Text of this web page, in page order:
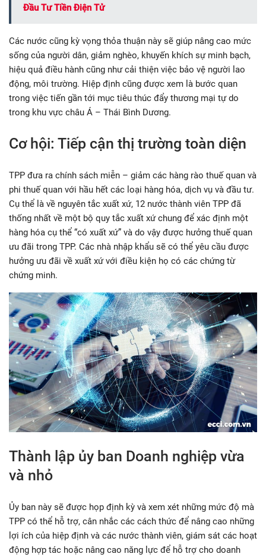
Đầu Tư Tiền Điện Tử
Các nước cũng kỳ vọng thỏa thuận này sẽ giúp nâng cao mức
sống của người dân, giảm nghèo, khuyến khích sự minh bạch,
hiệu quả điều hành cũng như cải thiện việc bảo vệ người lao
động, môi trường. Hiệp định cũng được xem là bước quan
trong việc tiến gần tới mục tiêu thúc đẩy thương mại tự do
trong khu vực châu Á – Thái Bình Dương.
Cơ hội: Tiếp cận thị trường toàn diện
TPP đưa ra chính sách miễn – giảm các hàng rào thuế quan và
phi thuế quan với hầu hết các loại hàng hóa, dịch vụ và đầu tư.
Cụ thể là về nguyên tắc xuất xứ, 12 nước thành viên TPP đã
thống nhất về một bộ quy tắc xuất xứ chung để xác định một
hàng hóa cụ thể “có xuất xứ” và do vậy được hưởng thuế quan
ưu đãi trong TPP. Các nhà nhập khẩu sẽ có thể yêu cầu được
hưởng ưu đãi về xuất xứ với điều kiện họ có các chứng từ
chứng minh.
Thành lập ủy ban Doanh nghiệp vừa
và nhỏ
Ủy ban này sẽ được họp định kỳ và xem xét những mức độ mà
TPP có thể hỗ trợ, cân nhắc các cách thức để nâng cao những
lợi ích của hiệp định và các nước thành viên, giám sát các hoạt
động hợp tác hoặc nâng cao năng lực để hỗ trợ cho doanh